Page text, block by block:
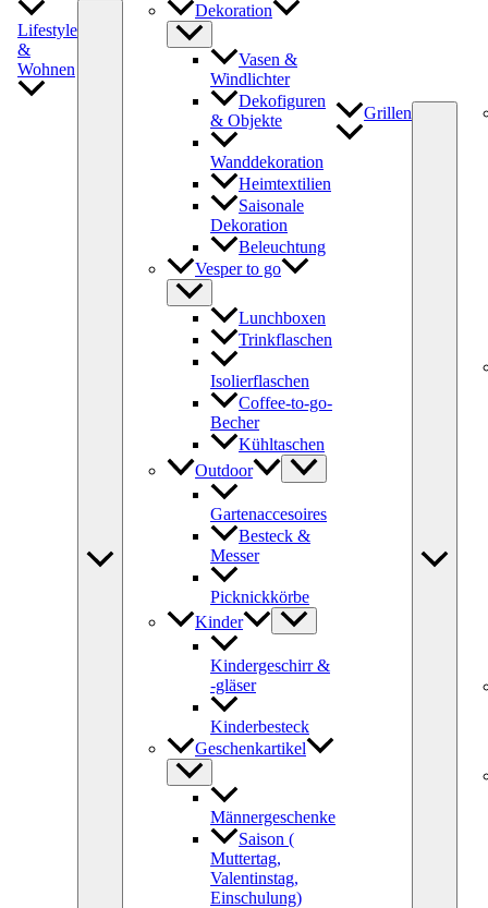
Lifestyle
&
Wohnen
Dekoration
Vasen &
Windlichter
Dekofiguren
& Objekte
Wanddekoration
Heimtextilien
Saisonale
Dekoration
Beleuchtung
Vesper to go
Lunchboxen
Trinkflaschen
Isolierflaschen
Coffee-to-go-
Becher
Kühltaschen
Outdoor
Gartenaccesoires
Besteck &
Messer
Picknickkörbe
Kinder
Kindergeschirr &
-gläser
Kinderbesteck
Geschenkartikel
Männergeschenke
Saison (
Muttertag,
Valentinstag,
Einschulung)
Grillen